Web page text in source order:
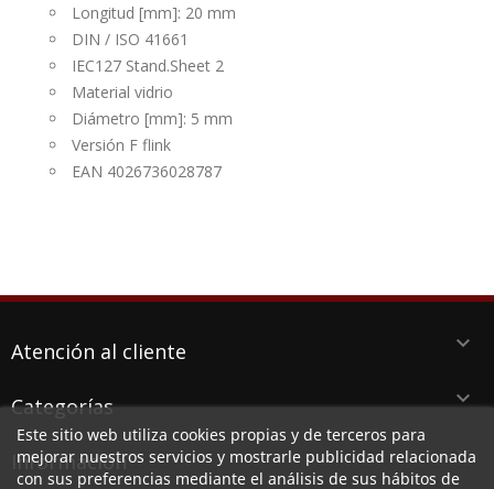
Longitud [mm]: 20 mm
DIN / ISO 41661
IEC127 Stand.Sheet 2
Material vidrio
Diámetro [mm]: 5 mm
Versión F flink
EAN 4026736028787
Atención al cliente keyboard_arrow_down
Categorías keyboard_arrow_down
Información keyboard_arrow_down
Este sitio web utiliza cookies propias y de terceros para
mejorar nuestros servicios y mostrarle publicidad relacionada
con sus preferencias mediante el análisis de sus hábitos de